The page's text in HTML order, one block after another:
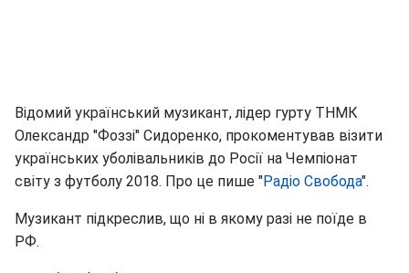
Відомий український музикант, лідер гурту ТНМК
Олександр "Фоззі" Сидоренко, прокоментував візити
українських уболівальників до Росії на Чемпіонат
світу з футболу 2018. Про це пише "Радіо Свобода".
Музикант підкреслив, що ні в якому разі не поїде в
РФ.